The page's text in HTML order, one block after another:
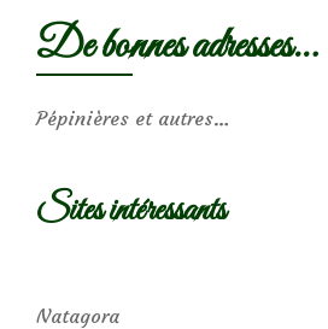
De bonnes adresses…
Pépinières et autres…
Sites intéressants
Natagora